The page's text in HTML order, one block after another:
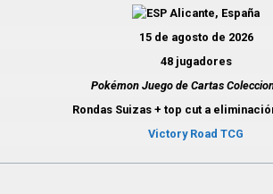
Alicante, España
15 de agosto de 2026
48 jugadores
Pokémon Juego de Cartas
Rondas Suizas + top cut a
Victory Road TCG